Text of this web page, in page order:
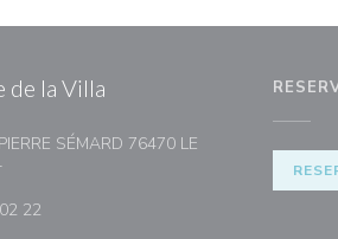
de la Villa
SÉMARD 76470 LE
((opent in een nieuw venster))
22